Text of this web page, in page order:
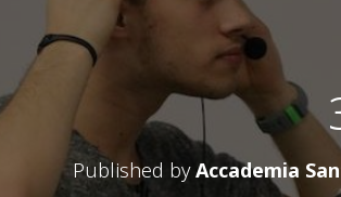
Published byAccademia